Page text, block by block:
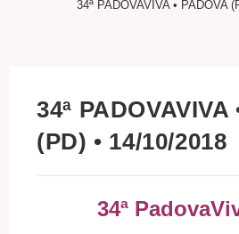
34ª PADOVAVIVA • PADOVA
34ª PADOVAVIVA
(PD) • 14/10/2018
34ª